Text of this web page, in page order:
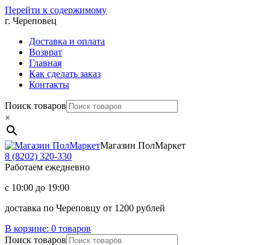
Перейти к содержимому
г. Череповец
Доставка и оплата
Возврат
Главная
Как сделать заказ
Контакты
Поиск товаров
×
Магазин ПолМаркет
8 (8202) 320-330
Работаем ежедневно
с 10:00 до 19:00
доставка по Череповцу от 1200 рублей
В корзине: 0 товаров
Поиск товаров